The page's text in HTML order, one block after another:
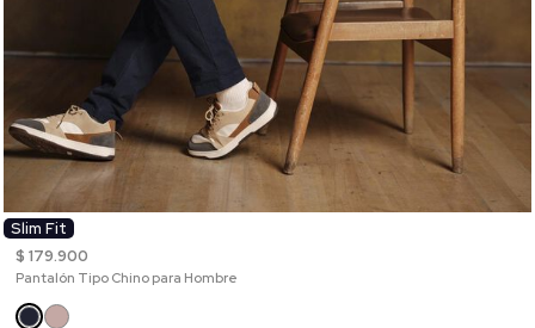
Slim Fit
$ 179.900
Pantalón Tipo Chino para Hombre